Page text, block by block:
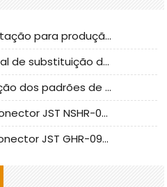
Guia de avaliação e adaptação para produção em massa de componentes de cabos nacionais CNC Tech
Análise da solução nacional de substituição da linha de alta frequência I-PEX
CLIFF referente à atualização dos padrões de teste de conectores nacionais
Conector JST - Fornece conector JST NSHR-02V-S original | substituto
Conector JST - fornece conector JST GHR-09V-S autêntico | substituto